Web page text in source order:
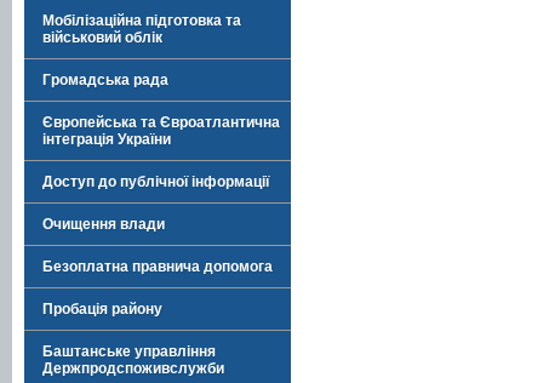
Мобілізаційна підготовка та
військовий облік
Громадська рада
Європейська та Євроатлантична
інтеграція України
Доступ до публічної інформації
Очищення влади
Безоплатна правнича допомога
Пробація району
Баштанське управління
Держпродспоживслужби